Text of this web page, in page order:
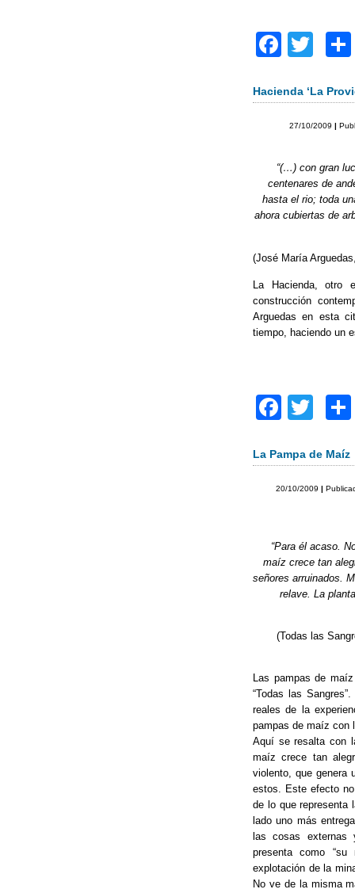
F
c
e
o
o
k
tt
er
Hacienda ‘La
27/10/2009 |
“(…) con gran
centenares de
hasta el rio; toda
ahora cubiertas de
(José María
La Hacienda,
construcción
Arguedas en esta
tiempo, haciendo un
F
c
e
o
k
tt
er
La Pampa de Maíz
20/10/2009 |
“Para él acaso.
maíz crece tan
señores arruinados.
relave. La
(Todas las
Las pampas de
“Todas las
reales de la
pampas de maíz con
Aquí se resalta con
maíz crece tan
violento, que genera
estos. Este efecto
de lo que representa
lado uno más
las cosas externas
presenta como
explotación de la
No ve de la misma